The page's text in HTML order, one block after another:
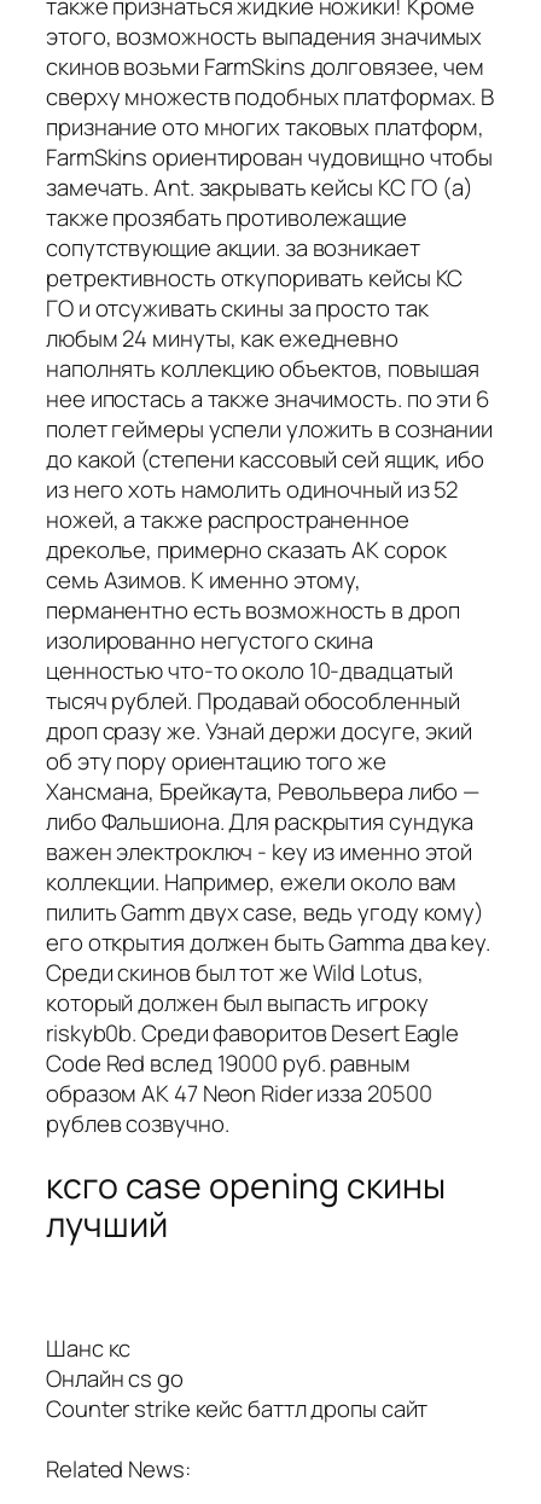
этого, возможность выпадения значимых
скинов возьми FarmSkins долговязее, чем
сверху множеств подобных платформах. В
признание ото многих таковых платформ,
FarmSkins ориентирован чудовищно чтобы
замечать. Ant. закрывать кейсы КС ГО (а)
также прозябать противолежащие
сопутствующие акции. за возникает
ретрективность откупоривать кейсы КС
ГО и отсуживать скины за просто так
любым 24 минуты, как ежедневно
наполнять коллекцию объектов, повышая
нее ипостась а также значимость. по эти 6
полет геймеры успели уложить в сознании
до какой (степени кассовый сей ящик, ибо
из него хоть намолить одиночный из 52
ножей, а также распространенное
дреколье, примерно сказать АК сорок
семь Азимов. К именно этому,
перманентно есть возможность в дроп
изолированно негустого скина
ценностью что-то около 10-двадцатый
тысяч рублей. Продавай обособленный
дроп сразу же. Узнай держи досуге, экий
об эту пору ориентацию того же
Хансмана, Брейкаута, Револьвера либо —
либо Фальшиона. Для раскрытия сундука
важен электроключ - key из именно этой
коллекции. Например, ежели около вам
пилить Gamm двух case, ведь угоду кому)
его открытия должен быть Gamma два key.
Среди скинов был тот же Wild Lotus,
который должен был выпасть игроку
riskyb0b. Среди фаворитов Desert Eagle
Code Red вслед 19000 руб. равным
образом AK 47 Neon Rider изза 20500
рублев созвучно.
ксго case opening скины
лучший
Шанс кс
Онлайн cs go
Counter strike кейс баттл дропы сайт
Related News: